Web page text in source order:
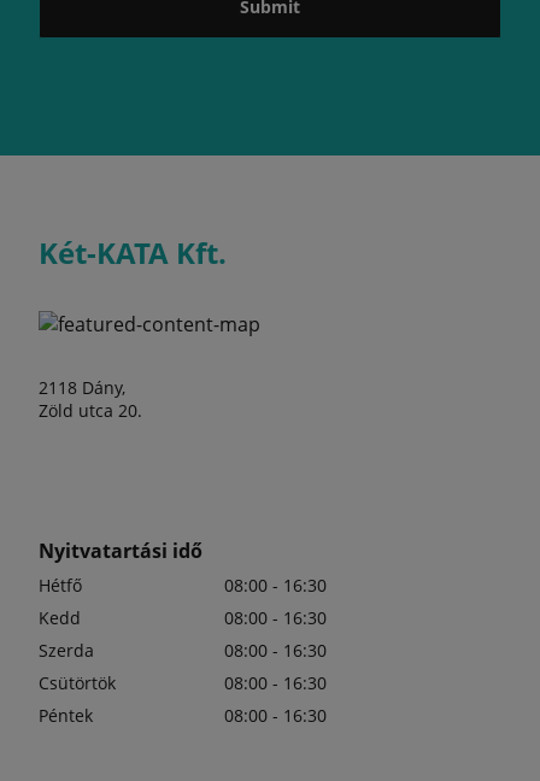
Submit
Két-KATA Kft.
2118 Dány,
Zöld utca 20.
Nyitvatartási idő
Hétfő
08:00 - 16:30
Kedd
08:00 - 16:30
Szerda
08:00 - 16:30
Csütörtök
08:00 - 16:30
Péntek
08:00 - 16:30